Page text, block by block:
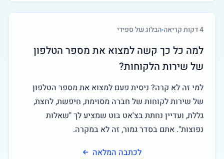
4דקות קריאה הבלוג של ספידי
למה כל כך קשה למצוא את מספר הטלפון
של שירות הלקוחות?
למי זה לא קרה? ניסית פעם למצוא את מספר הטלפון
של שירות לקוחות של חברה מסוימת, חיפשת, לחצת,
גללת, ועדיין נחתת בצ'אט בוט שמציע לך "שאלות
נפוצות". אתם בסדר גמור, זה לא במקרה.
לכתבה המלאה